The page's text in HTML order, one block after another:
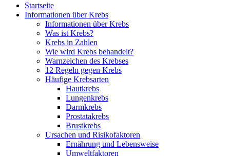
Startseite
Informationen über Krebs
Informationen über Krebs
Was ist Krebs?
Krebs in Zahlen
Wie wird Krebs behandelt?
Warnzeichen des Krebses
12 Regeln gegen Krebs
Häufige Krebsarten
Hautkrebs
Lungenkrebs
Darmkrebs
Prostatakrebs
Brustkrebs
Ursachen und Risikofaktoren
Ernährung und Lebensweise
Umweltfaktoren